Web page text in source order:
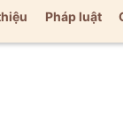
Pháp luật